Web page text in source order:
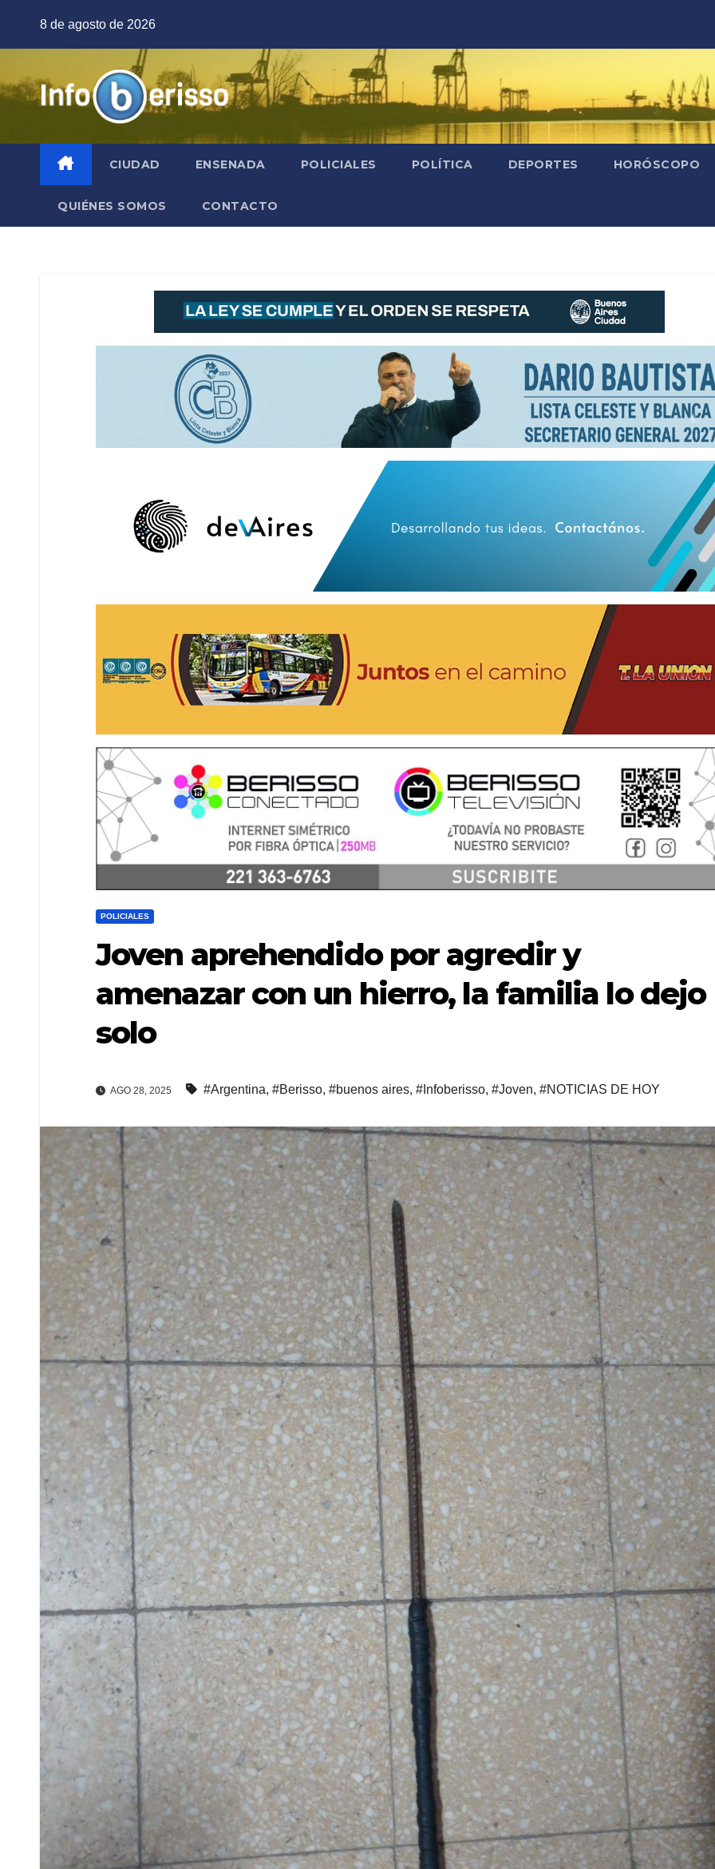
8 de agosto de 2026
CIUDAD ENSENADA POLICIALES POLÍTICA DEPORTES HORÓSCOPO
QUIÉNES SOMOS CONTACTO
POLICIALES
Joven aprehendido por agredir y
amenazar con un hierro, la familia lo dejo
solo
AGO 28, 2025 #Argentina, #Berisso, #buenos aires, #Infoberisso, #Joven, #NOTICIAS DE HOY